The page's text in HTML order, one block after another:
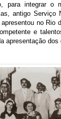
integrar o
antigo Serviço
no Rio
e
apresentação